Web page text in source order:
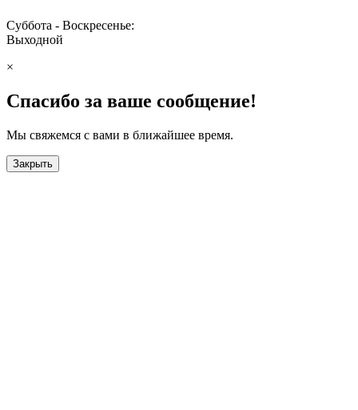
Суббота - Воскресенье:
Выходной
×
Спасибо за ваше сообщение!
Мы свяжемся с вами в ближайшее время.
Закрыть